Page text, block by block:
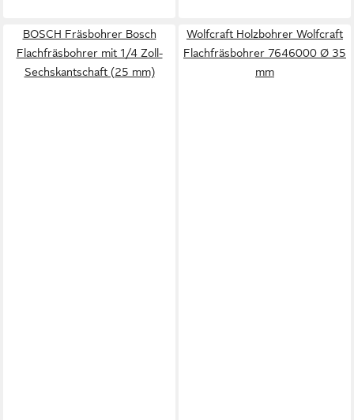
BOSCH Fräsbohrer Bosch
Flachfräsbohrer mit 1/4 Zoll-
Sechskantschaft (25 mm)
Wolfcraft Holzbohrer Wolfcraft
Flachfräsbohrer 7646000 Ø 35
mm